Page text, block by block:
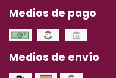
Medios de pago
Medios de envío